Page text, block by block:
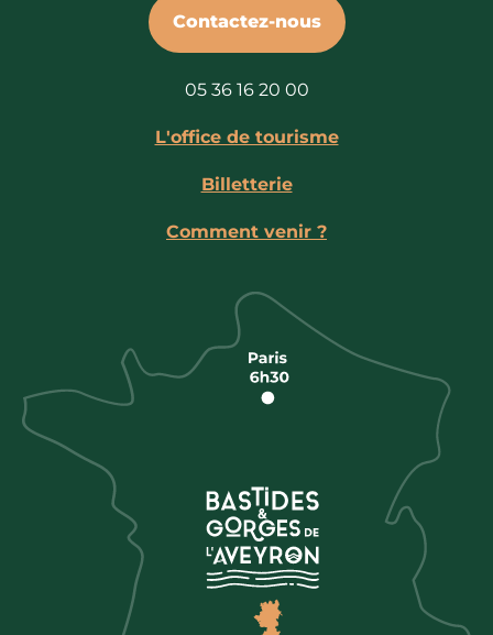
Contactez-nous
05 36 16 20 00
L'office de tourisme
Billetterie
Comment venir ?